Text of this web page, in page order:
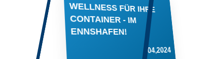
WELLNESS FÜR IHRE
CONTAINER - IM
ENNSHAFEN!
04,2024